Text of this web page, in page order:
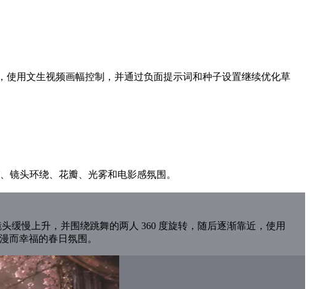
使用文生视频画幅控制，并通过负面提示词和种子设置继续优化草
镜头环绕、花瓣、光雾和电影感氛围。
缓慢上升，并围绕跳舞的两人 360 度旋转，随后逐渐靠近，使用
而幸福的春日氛围。